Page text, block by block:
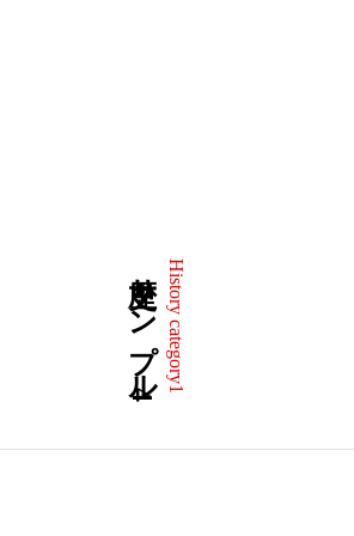
History category1
歴史サンプル4